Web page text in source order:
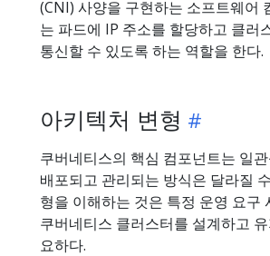
(CNI) 사양을 구현하는 소프트웨어
는 파드에 IP 주소를 할당하고 클러
통신할 수 있도록 하는 역할을 한다.
아키텍처 변형
쿠버네티스의 핵심 컴포넌트는 일
배포되고 관리되는 방식은 달라질
형을 이해하는 것은 특정 운영 요구
쿠버네티스 클러스터를 설계하고
요하다.